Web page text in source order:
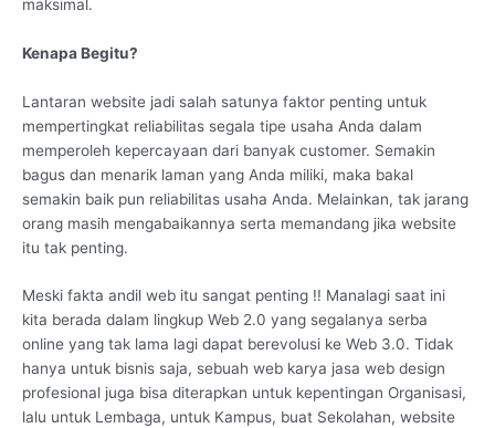
maksimal.
Kenapa Begitu?
Lantaran website jadi salah satunya faktor penting untuk
mempertingkat reliabilitas segala tipe usaha Anda dalam
memperoleh kepercayaan dari banyak customer. Semakin
bagus dan menarik laman yang Anda miliki, maka bakal
semakin baik pun reliabilitas usaha Anda. Melainkan, tak jarang
orang masih mengabaikannya serta memandang jika website
itu tak penting.
Meski fakta andil web itu sangat penting !! Manalagi saat ini
kita berada dalam lingkup Web 2.0 yang segalanya serba
online yang tak lama lagi dapat berevolusi ke Web 3.0. Tidak
hanya untuk bisnis saja, sebuah web karya jasa web design
profesional juga bisa diterapkan untuk kepentingan Organisasi,
lalu untuk Lembaga, untuk Kampus, buat Sekolahan, website